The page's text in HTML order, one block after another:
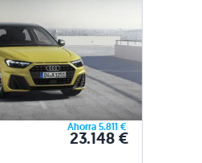
Ahorra 5.811 €
23.148 €